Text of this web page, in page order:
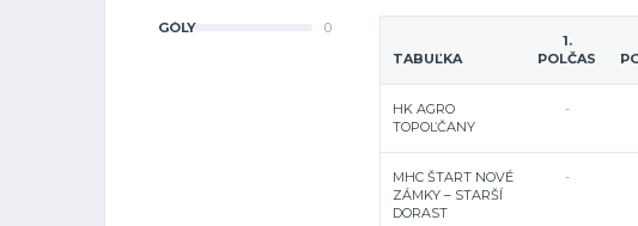
TABUĽKA
1.
POLČAS
HK AGRO
TOPOĽČANY
-
MHC ŠTART NOVÉ
ZÁMKY – STARŠÍ
DORAST
-
GÓLY 0